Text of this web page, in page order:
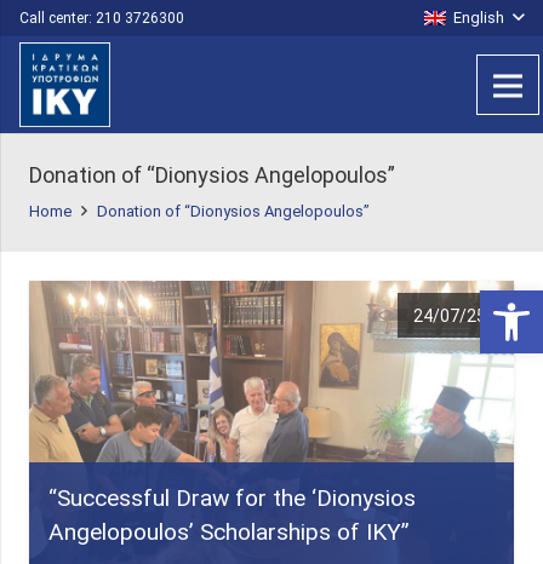
Call center: 210 3726300 English
Donation of “Dionysios Angelopoulos”
Home Donation of “Dionysios Angelopoulos”
24/07/25
“Successful Draw for the ‘Dionysios
Angelopoulos’ Scholarships of IKY”